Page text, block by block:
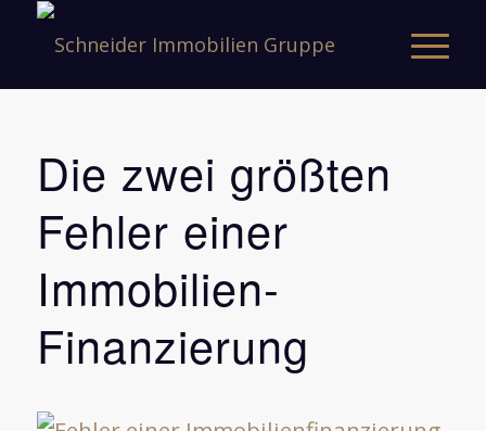
Die zwei größten
Fehler einer
Immobilien-
Finanzierung